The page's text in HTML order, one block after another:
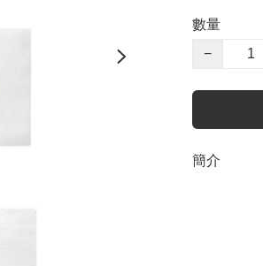
數量
−
簡介